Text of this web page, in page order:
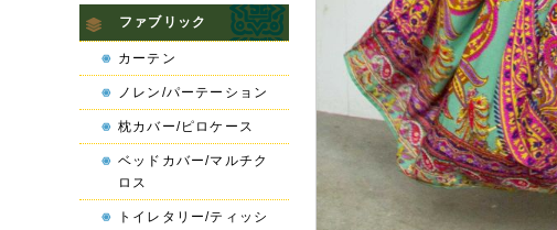
ファブリック
カーテン
ノレン/パーテーション
枕カバー/ピロケース
ベッドカバー/マルチク
ロス
トイレタリー/ティッシ